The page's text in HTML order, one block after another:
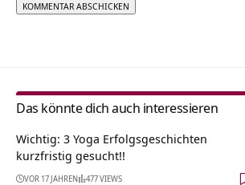
Das könnte dich auch interessieren
Wichtig: 3 Yoga Erfolgsgeschichten
kurzfristig gesucht!!
VOR 17 JAHREN 477 VIEWS